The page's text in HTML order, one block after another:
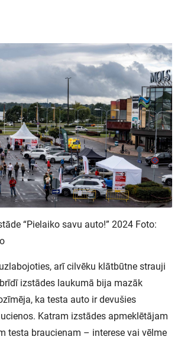
“Pielaiko savu auto!” 2024 Foto:
arī cilvēku klātbūtne strauji
izstādes laukumā bija mazāk
ka testa auto ir devušies
Katram izstādes apmeklētājam
testa braucienam – interese vai vēlme